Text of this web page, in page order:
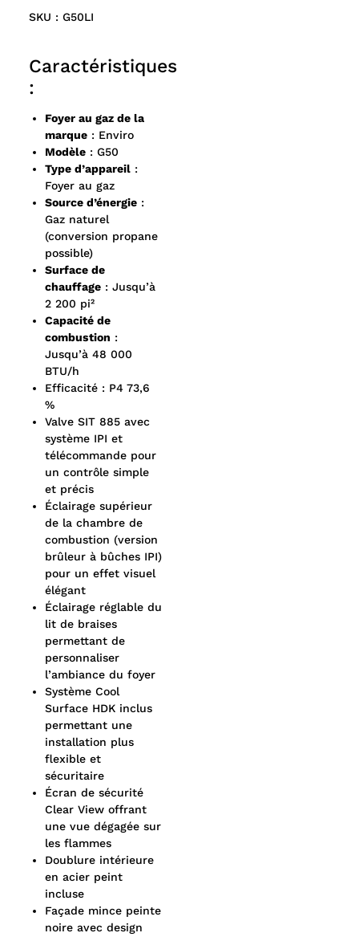
SKU : G50LI
Caractéristiques
:
Foyer au gaz de la
marque : Enviro
Modèle : G50
Type d’appareil :
Foyer au gaz
Source d’énergie :
Gaz naturel
(conversion propane
possible)
Surface de
chauffage : Jusqu’à
2 200 pi²
Capacité de
combustion :
Jusqu’à 48 000
BTU/h
Efficacité : P4 73,6
%
Valve SIT 885 avec
système IPI et
télécommande pour
un contrôle simple
et précis
Éclairage supérieur
de la chambre de
combustion (version
brûleur à bûches IPI)
pour un effet visuel
élégant
Éclairage réglable du
lit de braises
permettant de
personnaliser
l’ambiance du foyer
Système Cool
Surface HDK inclus
permettant une
installation plus
flexible et
sécuritaire
Écran de sécurité
Clear View offrant
une vue dégagée sur
les flammes
Doublure intérieure
en acier peint
incluse
Façade mince peinte
noire avec design